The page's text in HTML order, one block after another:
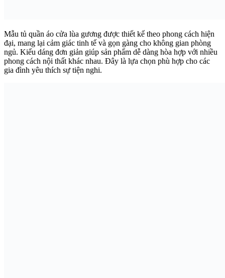
Mẫu tủ quần áo cửa lùa gương được thiết kế theo phong cách hiện
đại, mang lại cảm giác tinh tế và gọn gàng cho không gian phòng
ngủ. Kiểu dáng đơn giản giúp sản phẩm dễ dàng hòa hợp với nhiều
phong cách nội thất khác nhau. Đây là lựa chọn phù hợp cho các
gia đình yêu thích sự tiện nghi.